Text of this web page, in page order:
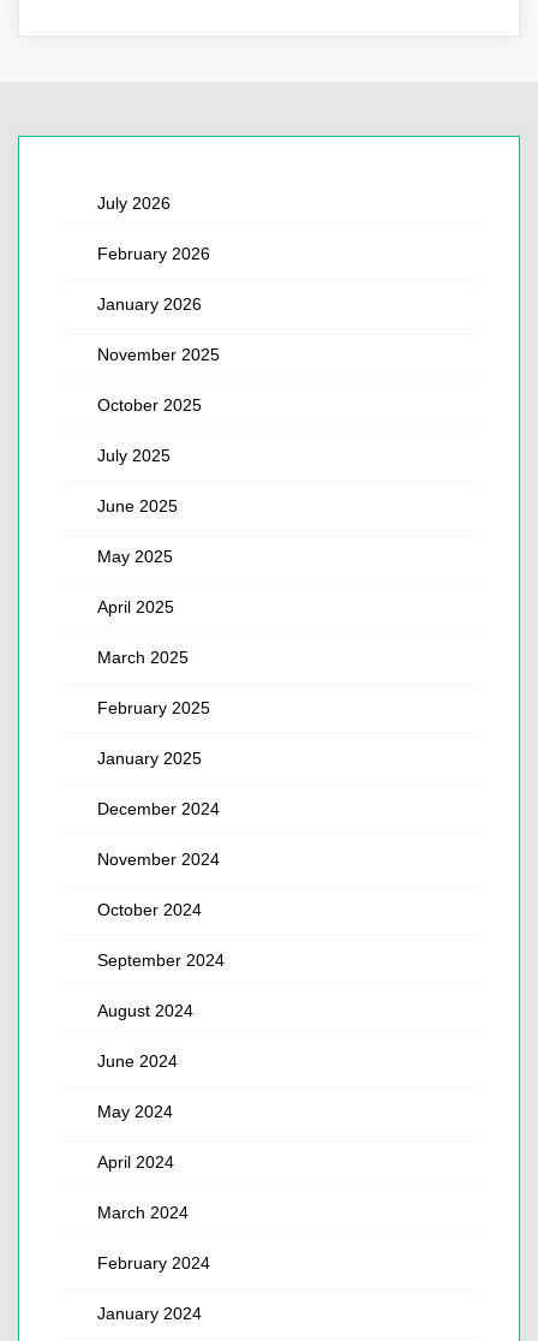
July 2026
February 2026
January 2026
November 2025
October 2025
July 2025
June 2025
May 2025
April 2025
March 2025
February 2025
January 2025
December 2024
November 2024
October 2024
September 2024
August 2024
June 2024
May 2024
April 2024
March 2024
February 2024
January 2024